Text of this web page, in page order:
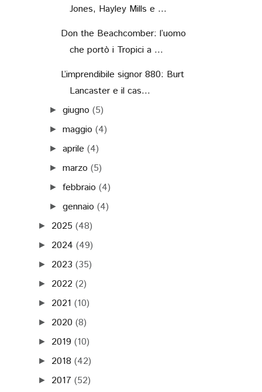
Jones, Hayley Mills e ...
Don the Beachcomber: l’uomo
che portò i Tropici a ...
L’imprendibile signor 880: Burt
Lancaster e il cas...
►giugno (5)
►maggio (4)
►aprile (4)
►marzo (5)
►febbraio (4)
►gennaio (4)
► 2025 (48)
► 2024 (49)
► 2023 (35)
► 2022 (2)
► 2021 (10)
► 2020 (8)
► 2019 (10)
► 2018 (42)
► 2017 (52)